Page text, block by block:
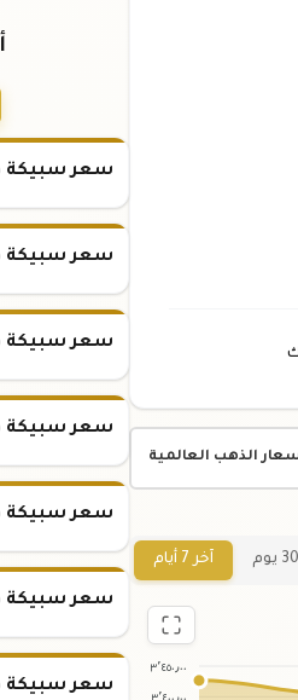
الذهب العالمية
آخر 7 أيام
٣٬٤٥٠٫٠٠
سعر سبيكة ذهب ١ جرام
سعر سبيكة ذهب ٢ جرام
سعر سبيكة ذهب ٢.٥
سعر سبيكة ذهب ٥ جرام
سعر سبيكة ذهب ١٠ جرام
سعر سبيكة ذهب ٢٠ جرام
سعر سبيكة ذهب ٢٥ جرام